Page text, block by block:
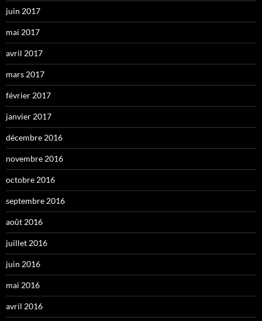
juin 2017
mai 2017
avril 2017
mars 2017
février 2017
janvier 2017
décembre 2016
novembre 2016
octobre 2016
septembre 2016
août 2016
juillet 2016
juin 2016
mai 2016
avril 2016